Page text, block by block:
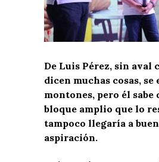
De Luis Pérez, sin aval
dicen muchas cosas, se
montones, pero él sabe
bloque amplio que lo
tampoco llegaría a
aspiración.